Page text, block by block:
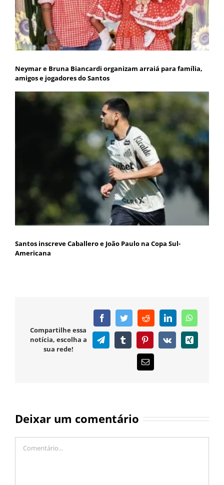
Neymar e Bruna Biancardi organizam arraiá para família,
amigos e jogadores do Santos
Santos inscreve Caballero e João Paulo na Copa Sul-
Americana
Compartilhe essa
notícia, escolha a
sua rede!
FacebookTwitterRedditLinkedIn
TelegramTumblr PinterestVk Xing
E-
mail
Deixar um comentário